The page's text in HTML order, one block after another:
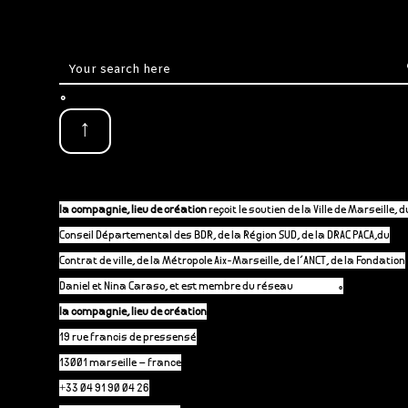
.
↑
la compagnie, lieu de créationreçoit le soutien de la Ville de Marseille,
Conseil Départemental des BDR, de la Région SUD, de la DRAC PACA,du
Contrat de ville, de la Métropole Aix-Marseille, de l’ANCT, de la Fondation
Daniel et Nina Caraso, et est membre du réseau .
la compagnie, lieu de création
19 rue francis de pressensé
13001 marseille – france
+33 04 91 90 04 26